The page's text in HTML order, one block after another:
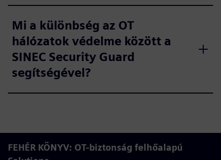
Mi a különbség az OT
hálózatok védelme között a
SINEC Security Guard
segítségével?
FEHÉR KÖNYV: OT-biztonság felhőalapú